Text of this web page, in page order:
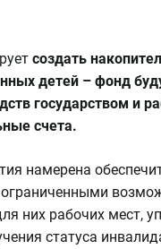
создать
детей – фонд
государством и
счета.
намерена
них рабочих мест,
статуса